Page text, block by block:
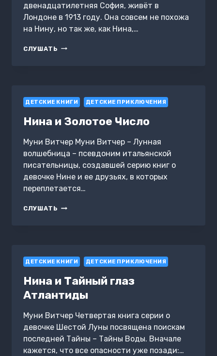
двенадцатилетняя София, живёт в
Лондоне в 1913 году. Она совсем не похожа
на Нину, но так же, как Нина,…
СЛУШАТЬ СОФИЯ
ДЕТСКИЕ КНИГИ ДЕТСКИЕ ПРИКЛЮЧЕНИЯ
Нина и Золотое Число
Муни Витчер Муни Витчер – Лунная
волшебница – псевдоним итальянской
писательницы, создавшей серию книг о
девочке Нине и ее друзьях, в которых
переплетается…
СЛУШАТЬ НИНА
ДЕТСКИЕ КНИГИ ДЕТСКИЕ ПРИКЛЮЧЕНИЯ
Нина и Тайный глаз
Атлантиды
Муни Витчер Четвертая книга серии о
девочке Шестой Луны посвящена поискам
последней Тайны – Тайны Воды. Вначале
кажется, что все опасности уже позади:…